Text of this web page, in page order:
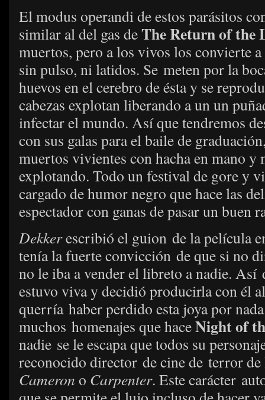
El modus operandi de estos parásitos
similar al del gas deThe Return of the
muertos, pero a los vivos los convierte
sin pulso, ni latidos. Se meten por la
huevos en el cerebro de ésta y se
cabezas explotan liberando a un un
infectar el mundo. Así que tendremos
con sus galas para el baile de
muertos vivientes con hacha en mano y
explotando. Todo un festival de gore y
cargado de humor negro que hace las
espectador con ganas de pasar un buen
Dekkerescribió el guion de la película
tenía la fuerte convicción de que si no
no le iba a vender el libreto a nadie.
estuvo viva y decidió producirla con él
querría haber perdido esta joya por
muchos homenajes que haceNight of
nadie se le escapa que todos su
reconocido director de cine de terror de
Cameron o Carpenter. Este carácter